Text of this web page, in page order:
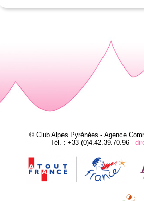
© Club Alpes Pyrénées - Agence
Tél. : +33 (0)4.42.39.70.96 -